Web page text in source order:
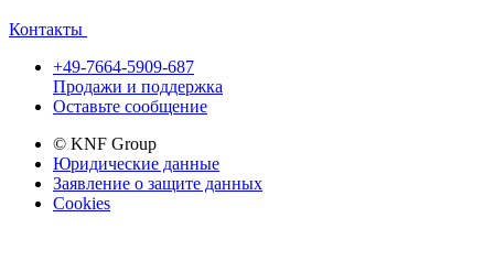
Контакты
+49-7664-5909-687
Продажи и поддержка
Оставьте сообщение
© KNF Group
Юридические данные
Заявление о защите данных
Cookies